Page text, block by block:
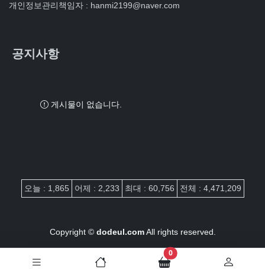
개인정보관리책임자 : hanmi2199@naver.com
공지사항
게시물이 없습니다.
접속자집계
오늘 : 1,865 어제 : 2,233 최대 : 60,756 전체 : 4,471,209
Copyright © dodeul.comAll rights reserved.
0장바구니 담은 개수